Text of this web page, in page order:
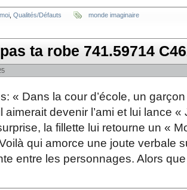
Qualités/Défauts monde imaginaire
ta robe 741.59714
« Dans la cour d’école, un garçon
aimerait devenir l’ami et lui lance «
la fillette lui retourne un «
qui amorce une joute verbale
entre les personnages. Alors